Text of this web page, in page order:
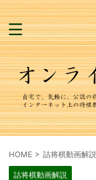
HOME > 詰将棋動画解説
詰将棋動画解説